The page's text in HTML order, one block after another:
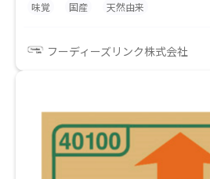
味覚
国産 天然由来
フーディーズリンク株式会社